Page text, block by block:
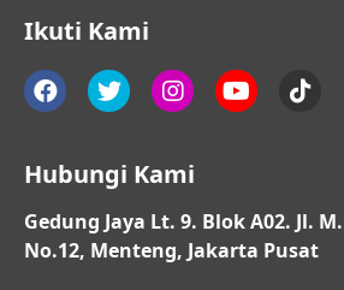
Ikuti Kami
Hubungi Kami
Gedung Jaya Lt. 9. Blok A02. Jl.
No.12, Menteng, Jakarta Pusat